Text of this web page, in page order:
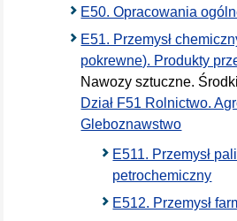
E50. Opracowania
E51. Przemysł
pokrewne). Produkty
Nawozy sztuczne.
Dział F51 Rolnictwo.
Gleboznawstwo
E511. Przemysł
petrochemiczny
E512. Przemysł